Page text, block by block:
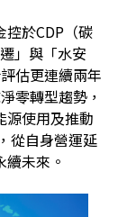
於CDP（碳
」與「水安
估更連續兩年
零轉型趨勢，
源使用及推動
從自身營運延
未來。